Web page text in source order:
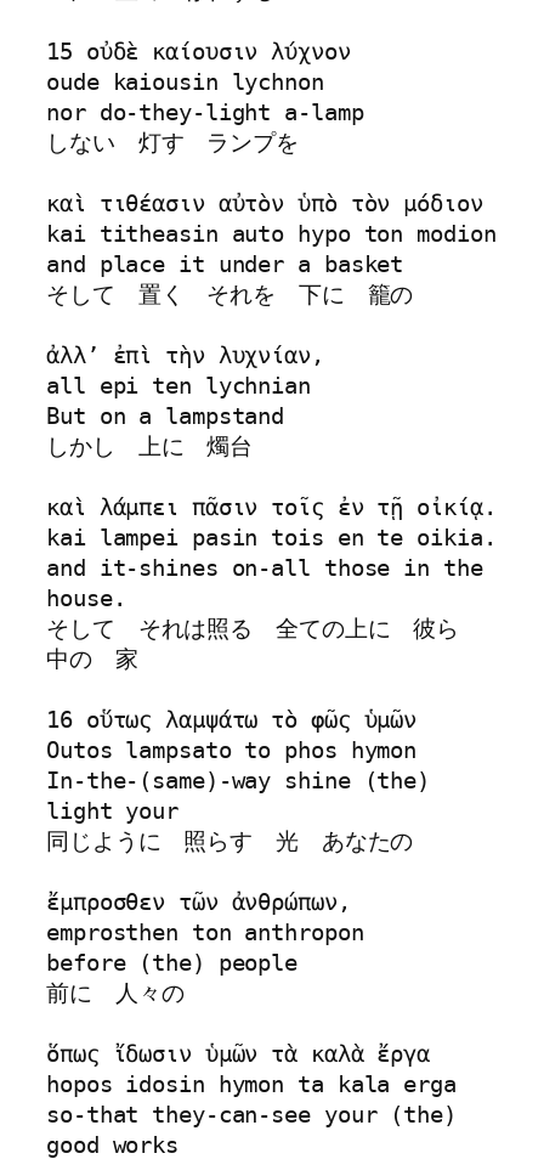
15 οὐδὲ καίουσιν λύχνον
oude kaiousin lychnon
nor do-they-light a-lamp
しない　灯す　ランプを
καὶ τιθέασιν αὐτὸν ὑπὸ τὸν μόδιον
kai titheasin auto hypo ton modion
and place it under a basket
そして　置く　それを　下に　籠の
ἀλλʼ ἐπὶ τὴν λυχνίαν,
all epi ten lychnian
But on a lampstand
しかし　上に　燭台
καὶ λάμπει πᾶσιν τοῖς ἐν τῇ οἰκίᾳ.
kai lampei pasin tois en te oikia.
and it-shines on-all those in the
house.
そして　それは照る　全ての上に　彼ら
中の　家
16 οὕτως λαμψάτω τὸ φῶς ὑμῶν
Outos lampsato to phos hymon
In-the-(same)-way shine (the)
light your
同じように　照らす　光　あなたの
ἔμπροσθεν τῶν ἀνθρώπων,
emprosthen ton anthropon
before (the) people
前に　人々の
ὅπως ἴδωσιν ὑμῶν τὰ καλὰ ἔργα
hopos idosin hymon ta kala erga
so-that they-can-see your (the)
good works